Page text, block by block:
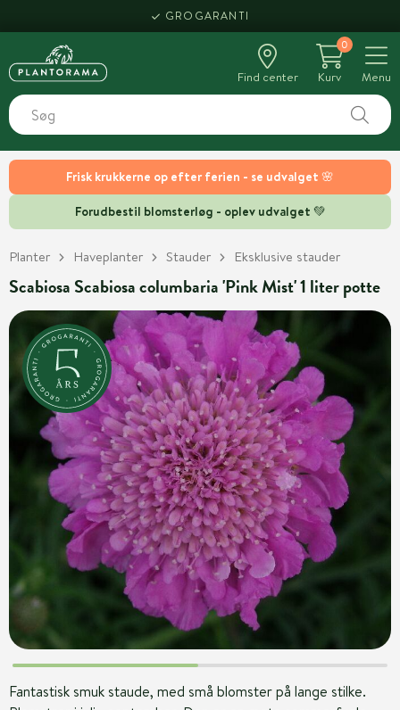
Frisk krukkerne op efter ferien - se udvalget 🌸
Forudbestil blomsterløg - oplev udvalget 💚
GROGARANTI
Find center
0
Kurv
Menu
Planter Haveplanter Stauder Eksklusive stauder
Scabiosa Scabiosa columbaria 'Pink Mist' 1 liter potte
Fantastisk smuk staude, med små blomster på lange stilke.